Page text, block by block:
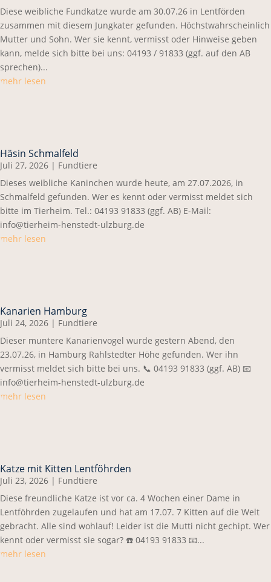
Diese weibliche Fundkatze wurde am 30.07.26 in Lentförden
zusammen mit diesem Jungkater gefunden. Höchstwahrscheinlich
Mutter und Sohn. Wer sie kennt, vermisst oder Hinweise geben
kann, melde sich bitte bei uns: 04193 / 91833 (ggf. auf den AB
sprechen)...
mehr lesen
Häsin Schmalfeld
Juli 27, 2026 | Fundtiere
Dieses weibliche Kaninchen wurde heute, am 27.07.2026, in
Schmalfeld gefunden. Wer es kennt oder vermisst meldet sich
bitte im Tierheim. Tel.: 04193 91833 (ggf. AB) E-Mail:
info@tierheim-henstedt-ulzburg.de
mehr lesen
Kanarien Hamburg
Juli 24, 2026 | Fundtiere
Dieser muntere Kanarienvogel wurde gestern Abend, den
23.07.26, in Hamburg Rahlstedter Höhe gefunden. Wer ihn
vermisst meldet sich bitte bei uns. 📞 04193 91833 (ggf. AB) 📧
info@tierheim-henstedt-ulzburg.de
mehr lesen
Katze mit Kitten Lentföhrden
Juli 23, 2026 | Fundtiere
Diese freundliche Katze ist vor ca. 4 Wochen einer Dame in
Lentföhrden zugelaufen und hat am 17.07. 7 Kitten auf die Welt
gebracht. Alle sind wohlauf! Leider ist die Mutti nicht gechipt. Wer
kennt oder vermisst sie sogar? ☎️ 04193 91833 📧...
mehr lesen